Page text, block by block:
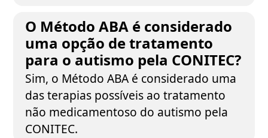
O Método ABA é considerado
uma opção de tratamento
para o autismo pela CONITEC?
Sim, o Método ABA é considerado uma
das terapias possíveis ao tratamento
não medicamentoso do autismo pela
CONITEC.